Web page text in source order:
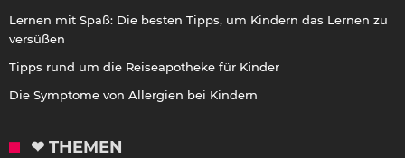
Lernen mit Spaß: Die besten Tipps, um Kindern das Lernen zu
versüßen
Tipps rund um die Reiseapotheke für Kinder
Die Symptome von Allergien bei Kindern
❤ THEMEN